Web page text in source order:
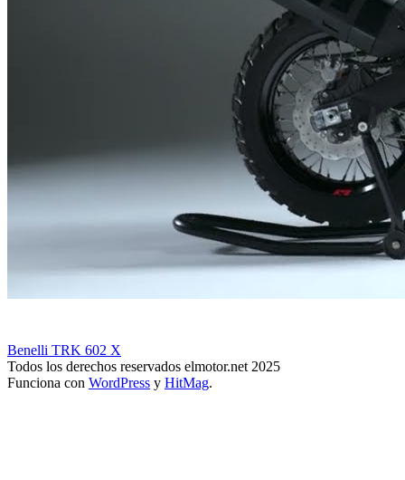
Benelli TRK 602 X
Todos los derechos reservados elmotor.net 2025
Funciona con WordPress y HitMag.